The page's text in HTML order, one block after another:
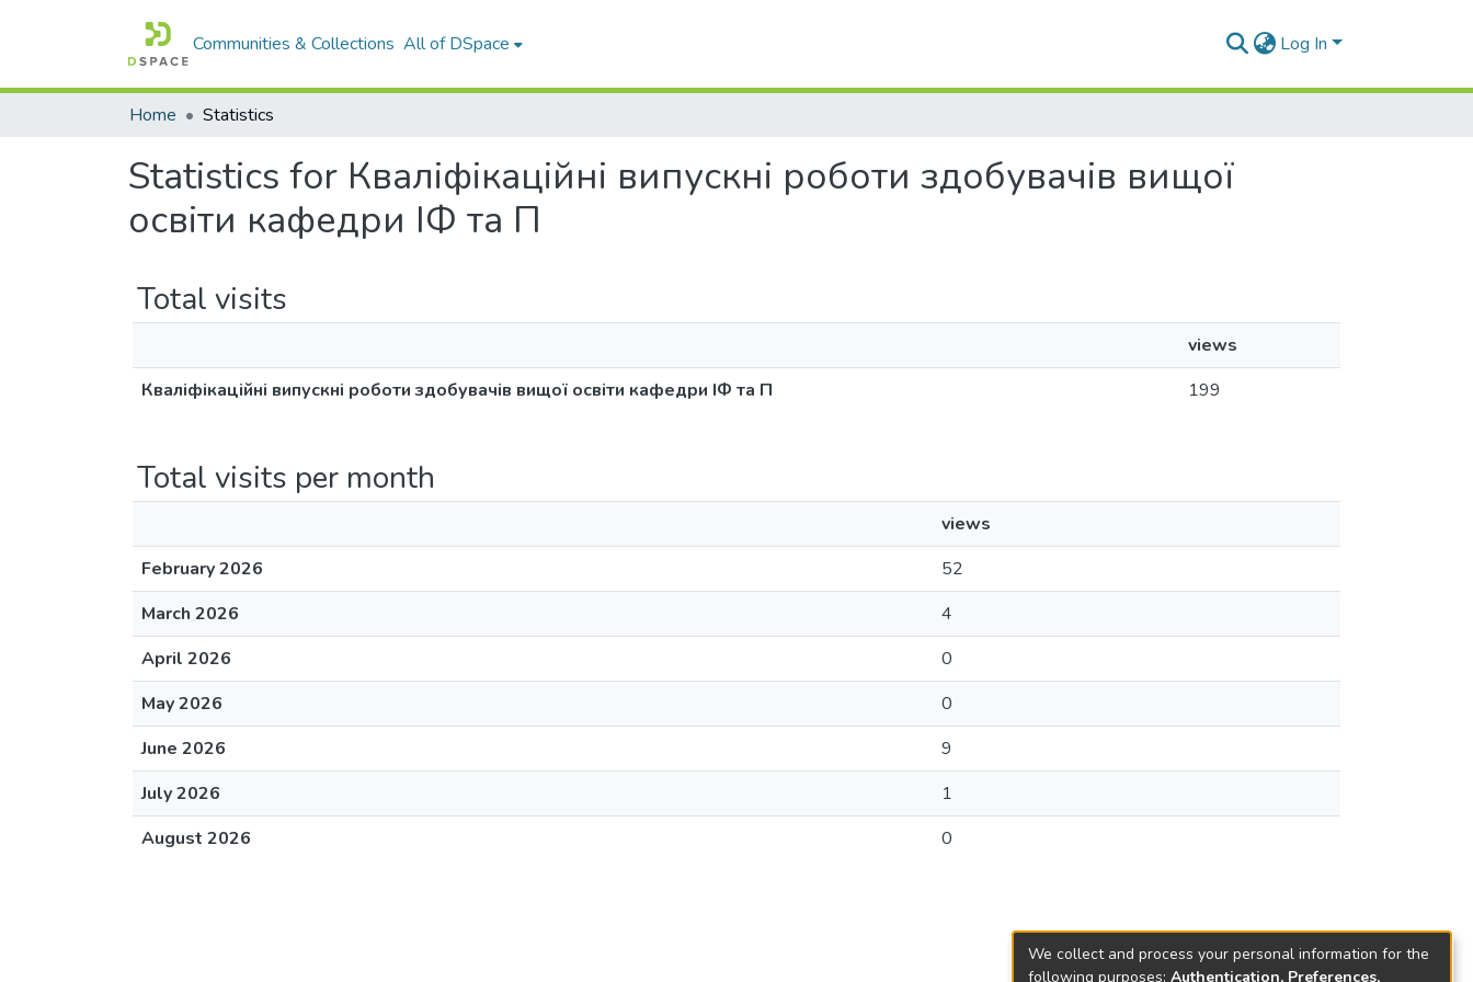
Communities & Collections All of DSpace Log In
Home Statistics
Statistics for Кваліфікаційні випускні роботи здобувачів вищої
освіти кафедри ІФ та П
Total visits
views
Кваліфікаційні випускні роботи здобувачів вищої освіти кафедри ІФ та П
199
Total visits per month
views
February 2026
52
March 2026
4
April 2026
0
May 2026
0
June 2026
9
July 2026
1
August 2026
0
We collect and process your personal information for the
following purposes: Authentication, Preferences,